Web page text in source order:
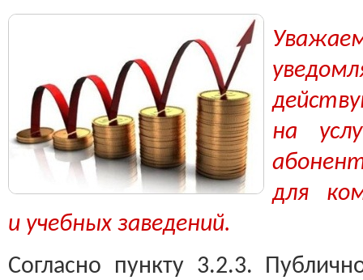
на
для
и учебных заведений.
Согласно пункту 3.2.3.